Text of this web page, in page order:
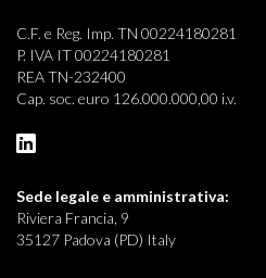
C.F. e Reg. Imp. TN 00224180281
P. IVA IT 00224180281
REA TN-232400
Cap. soc. euro 126.000.000,00 i.v.
Sede legale e amministrativa:
Riviera Francia, 9
35127 Padova (PD) Italy